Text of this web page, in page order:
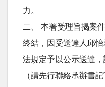
力。
二、 本署受理旨揭案
終結，因受送達人邱
法規定予以公示送達，
（請先行聯絡承辦書